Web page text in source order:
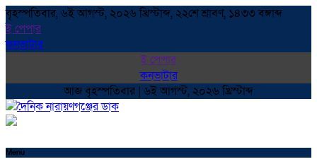
বৃহস্পতিবার, ৬ই আগস্ট, ২০২৬ খ্রিস্টাব্দ, ২২শে শ্রাবণ, ১৪৩৩ বঙ্গাব্দ
ই পেপার
কনভাটার
ই পেপার
কনভাটার
আজ বৃহস্পতিবার | ৬ই আগস্ট, ২০২৬ খ্রিস্টাব্দ
Menu